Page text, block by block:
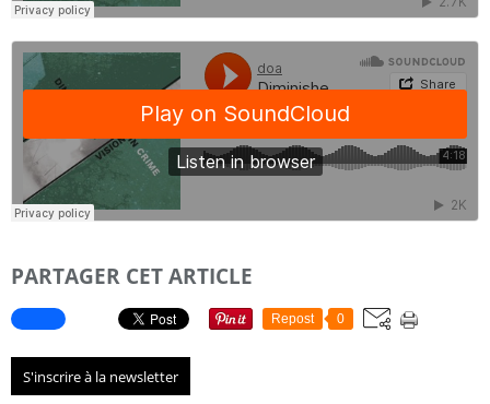
PARTAGER CET ARTICLE
Repost 0
S'inscrire à la newsletter